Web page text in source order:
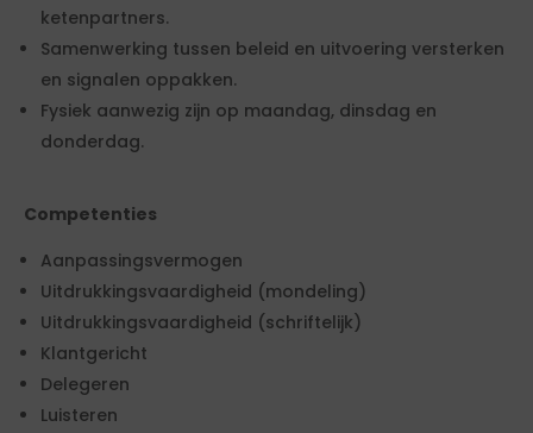
ketenpartners.
Samenwerking tussen beleid en uitvoering versterken
en signalen oppakken.
Fysiek aanwezig zijn op maandag, dinsdag en
donderdag.
Competenties
Aanpassingsvermogen
Uitdrukkingsvaardigheid (mondeling)
Uitdrukkingsvaardigheid (schriftelijk)
Klantgericht
Delegeren
Luisteren